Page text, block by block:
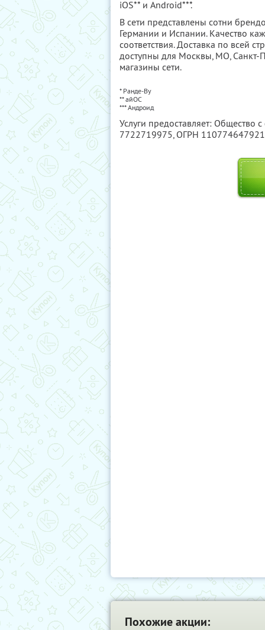
iOS** и Android***.
В сети представлены сотни
Германии и Испании. Качество
соответствия. Доставка по всей
доступны для Москвы, МО, Санкт-
магазины сети.
* Ранде-Ву
** айОС
*** Андроид
Услуги предоставляет: Общество
7722719975, ОГРН
Похожие акции: